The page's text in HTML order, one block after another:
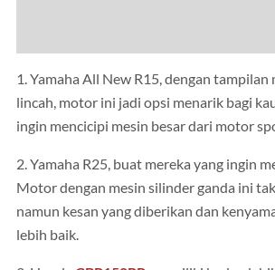
1. Yamaha All New R15, dengan tampilan
lincah, motor ini jadi opsi menarik bagi
ingin mencicipi mesin besar dari motor
2. Yamaha R25, buat mereka yang ingin
Motor dengan mesin silinder ganda ini
namun kesan yang diberikan dan
lebih baik.